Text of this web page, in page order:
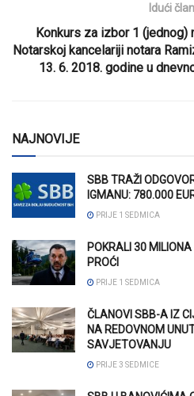
Idući
Konkurs za izbor 1 (jednog)
Notarskoj kancelariji notara
13. 6. 2018. godine u
NAJNOVIJE
SBB TRAŽI
IGMANU: 780.000
PRIJE 1 SEDMICA
POKRALI 30
PROĆI
PRIJE 1 SEDMICA
ČLANOVI SBB-A IZ
NA REDOVNOM
SAVJETOVANJU
PRIJE 3 SEDMICE